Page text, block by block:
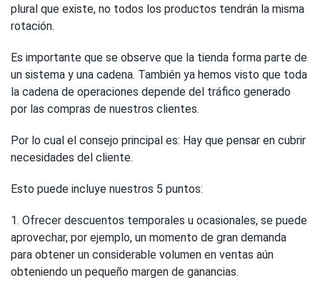
plural que existe, no todos los productos tendrán la misma
rotación.
Es importante que se observe que la tienda forma parte de
un sistema y una cadena. También ya hemos visto que toda
la cadena de operaciones depende del tráfico generado
por las compras de nuestros clientes.
Por lo cual el consejo principal es: Hay que pensar en cubrir
necesidades del cliente.
Esto puede incluye nuestros 5 puntos:
1. Ofrecer descuentos temporales u ocasionales, se puede
aprovechar, por ejemplo, un momento de gran demanda
para obtener un considerable volumen en ventas aún
obteniendo un pequeño margen de ganancias.